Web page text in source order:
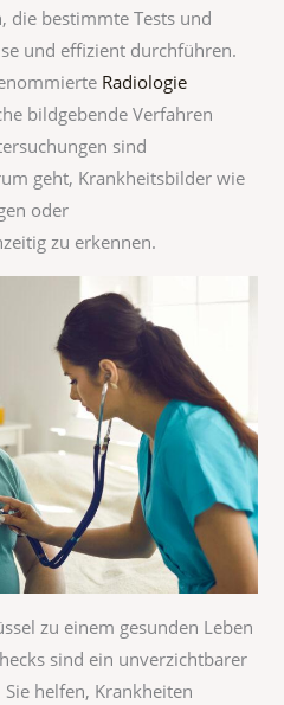
die bestimmte Tests und
und effizient durchführen.
Radiologie
bildgebende Verfahren
sind
geht, Krankheitsbilder wie
oder
zu erkennen.
zu einem gesunden Leben
sind ein unverzichtbarer
helfen, Krankheiten